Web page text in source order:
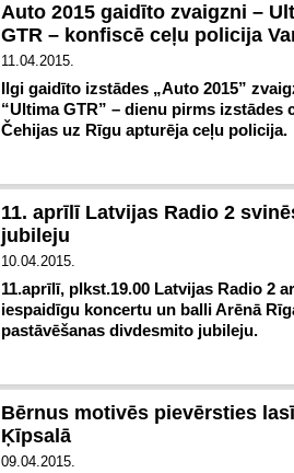
Auto 2015 gaidīto zvaigzni –
GTR – konfiscē ceļu policija
11.04.2015.
Ilgi gaidīto izstādes „Auto 2015”
“Ultima GTR” – dienu pirms izstādes
Čehijas uz Rīgu apturēja ceļu policija.
11. aprīlī Latvijas Radio 2
jubileju
10.04.2015.
11.aprīlī, plkst.19.00 Latvijas Radio 2 ar
iespaidīgu koncertu un balli Arēnā
pastāvēšanas divdesmito jubileju.
Bērnus motivēs pievērsties
Ķīpsalā
09.04.2015.